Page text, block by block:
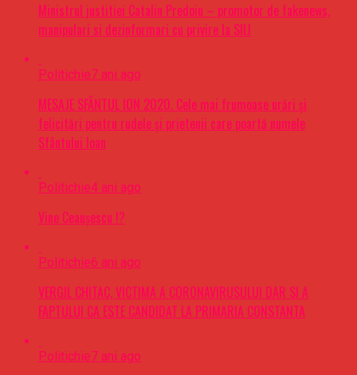
Ministrul justitiei Catalin Predoiu – promotor de fakenews,
manipulari si dezinformari cu privire la SIIJ
Politichie7 ani ago
MESAJE SFÂNTUL ION 2020. Cele mai frumoase urări şi
felicitări pentru rudele şi prietenii care poartă numele
Sfântului Ioan
Politichie4 ani ago
Vine Ceaușescu !?
Politichie6 ani ago
VERGIL CHITAC, VICTIMA A CORONAVIRUSULUI DAR SI A
FAPTULUI CA ESTE CANDIDAT LA PRIMARIA CONSTANTA
Politichie7 ani ago